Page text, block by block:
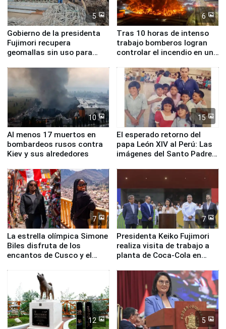
5
Gobierno de la presidenta
Fujimori recupera
geomallas sin uso para
Fenómeno El Niño
6
Tras 10 horas de intenso
trabajo bomberos logran
controlar el incendio en una
de Chile
10
Al menos 17 muertos en
bombardeos rusos contra
Kiev y sus alrededores
15
El esperado retorno del
papa León XIV al Perú: Las
imágenes del Santo Padre
7
La estrella olímpica Simone
Biles disfruta de los
encantos de Cusco y el
7
Presidenta Keiko Fujimori
realiza visita de trabajo a
planta de Coca-Cola en
12 5